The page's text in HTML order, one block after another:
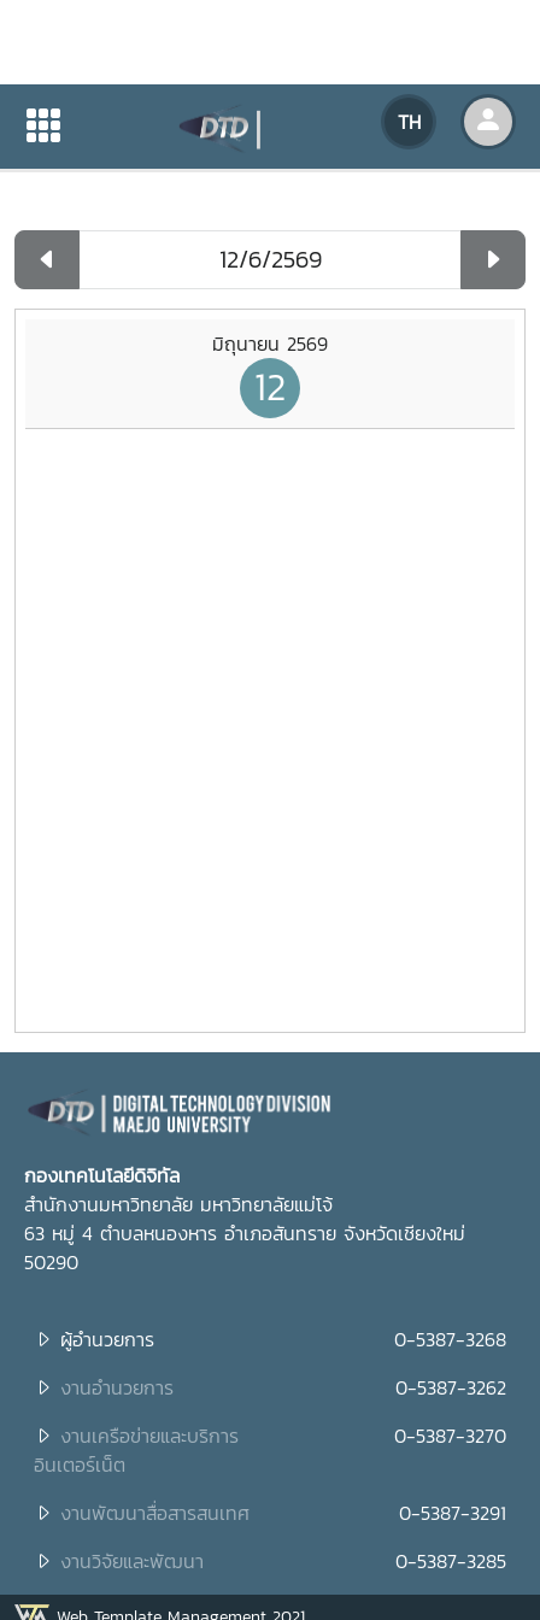
TH
ปฏิทินกิจกรรมของหน่วยงาน
ปฏิทินกิจกรรมของหน่วยงาน
มิถุนายน 2569
12
กองเทคโนโลยีดิจิทัล
สำนักงานมหาวิทยาลัย มหาวิทยาลัยแม่โจ้
63 หมู่ 4 ตำบลหนองหาร อำเภอสันทราย จังหวัดเชียงใหม่
50290
ผู้อำนวยการ
0-5387-3268
งานอำนวยการ
0-5387-3262
งานเครือข่ายและบริการ
อินเตอร์เน็ต
0-5387-3270
งานพัฒนาสื่อสารสนเทศ
0-5387-3291
งานวิจัยและพัฒนา
0-5387-3285